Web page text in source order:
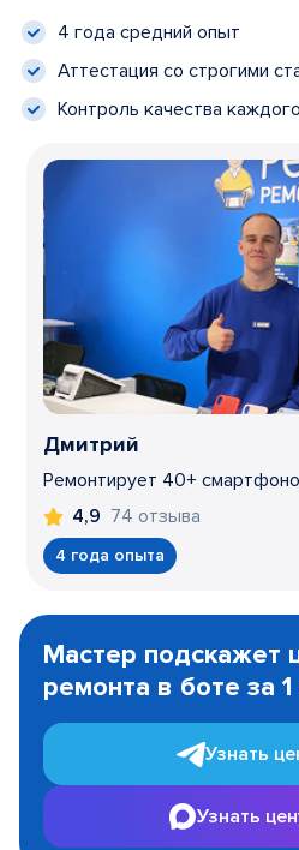
4 года средний опыт
Аттестация со строгими
Контроль качества
Дмитрий
Ремонтирует 40+
4,9 74 отзыва
4 года опыта
1
Мастер подскажет
ремонта в боте за 1
Узнать
Узнать